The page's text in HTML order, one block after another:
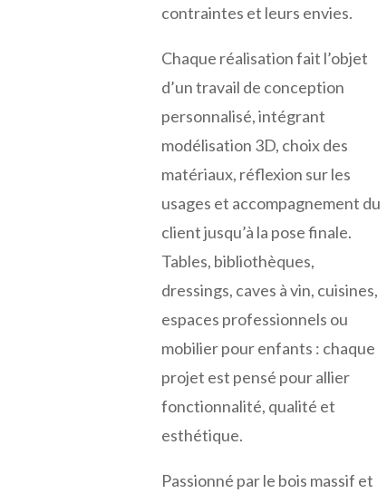
contraintes et leurs envies.
Chaque réalisation fait l’objet
d’un travail de conception
personnalisé, intégrant
modélisation 3D, choix des
matériaux, réflexion sur les
usages et accompagnement du
client jusqu’à la pose finale.
Tables, bibliothèques,
dressings, caves à vin, cuisines,
espaces professionnels ou
mobilier pour enfants : chaque
projet est pensé pour allier
fonctionnalité, qualité et
esthétique.
Passionné par le bois massif et